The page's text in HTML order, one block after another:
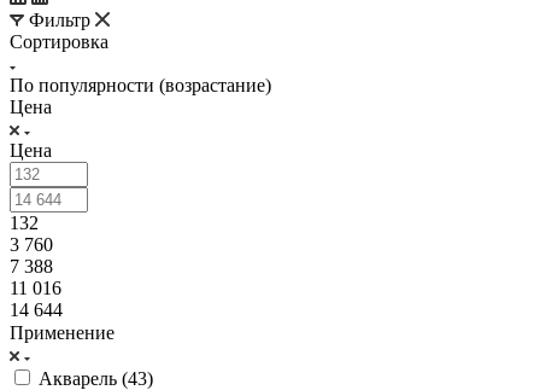
Фильтр
Сортировка
По популярности (возрастание)
Цена
Цена
132
3 760
7 388
11 016
14 644
Применение
Акварель (43)